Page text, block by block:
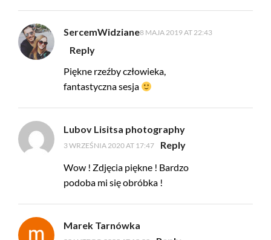
SercemWidziane8 MAJA 2019 AT 22:43
Reply
Piękne rzeźby człowieka,
fantastyczna sesja
Lubov Lisitsa photography
3 WRZEŚNIA 2020 AT 17:47
Reply
Wow ! Zdjęcia piękne ! Bardzo
podoba mi się obróbka !
Marek Tarnówka